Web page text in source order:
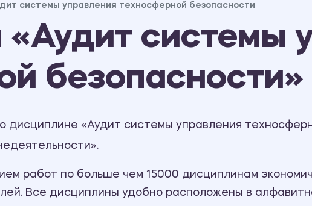
системы управления техносферной безопасности
системы
безопасности»
дисциплине «Аудит системы управления
работ по больше чем 15000 дисциплинам
Все дисциплины удобно расположены в